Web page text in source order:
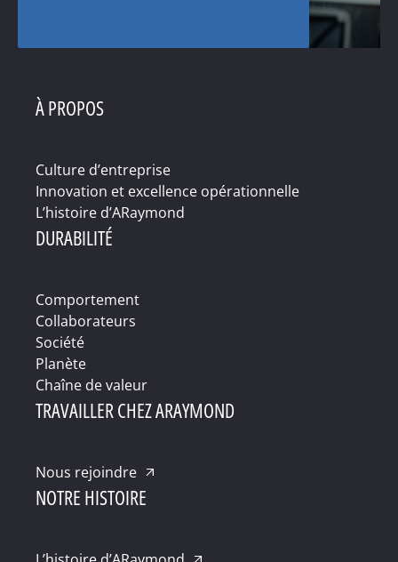
À PROPOS
Culture d’entreprise
Innovation et excellence opérationnelle
L’histoire d’ARaymond
DURABILITÉ
Comportement
Collaborateurs
Société
Planète
Chaîne de valeur
TRAVAILLER CHEZ ARAYMOND
Nous rejoindre
NOTRE HISTOIRE